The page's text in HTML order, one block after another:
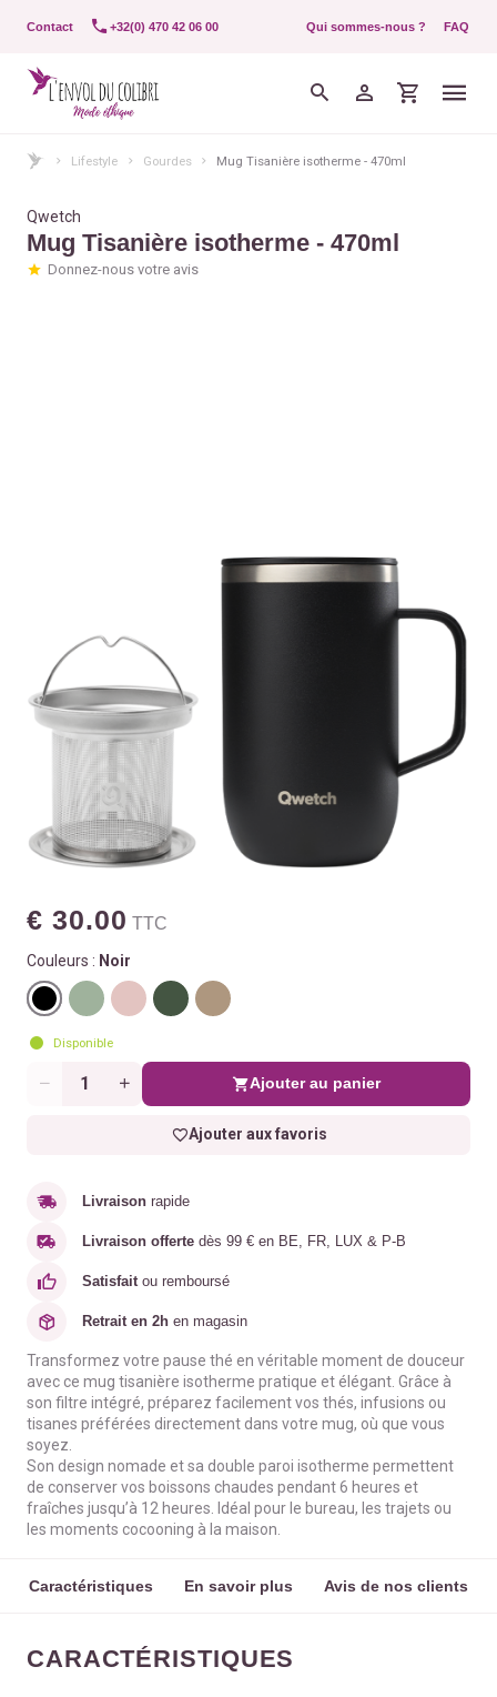
Contact +32(0) 470 42 06 00 Qui sommes-nous ? FAQ
Lifestyle Gourdes Mug Tisanière isotherme - 470ml
Qwetch
Mug Tisanière isotherme - 470ml
Donnez-nous votre avis
€ 30.00 TTC
Couleurs : Noir
Disponible
Quantité Ajouter au panier
Ajouter aux favoris
Livraison rapide
Livraison offerte dès 99 € en BE, FR, LUX & P-B
Satisfait ou remboursé
Retrait en 2h en magasin
Transformez votre pause thé en véritable moment de douceur
avec ce mug tisanière isotherme pratique et élégant. Grâce à
son filtre intégré, préparez facilement vos thés, infusions ou
tisanes préférées directement dans votre mug, où que vous
soyez.
Son design nomade et sa double paroi isotherme permettent
de conserver vos boissons chaudes pendant 6 heures et
fraîches jusqu’à 12 heures. Idéal pour le bureau, les trajets ou
les moments cocooning à la maison.
Caractéristiques En savoir plus Avis de nos clients
CARACTÉRISTIQUES